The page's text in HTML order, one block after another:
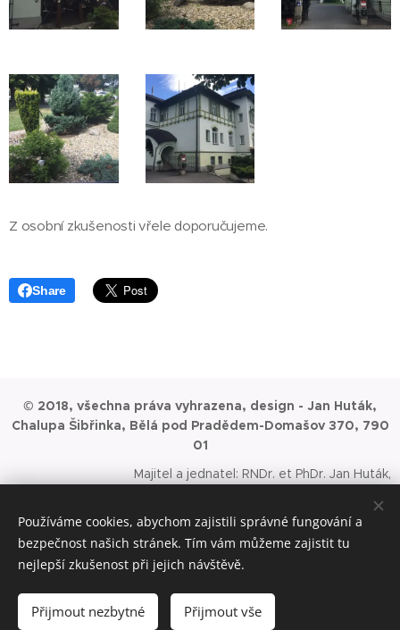
Z osobní zkušenosti vřele doporučujeme.
Share
© 2018, všechna práva vyhrazena, design - Jan Huták,
Chalupa Šibřinka, Bělá pod Pradědem-Domašov 370, 790
01
Majitel a jednatel: RNDr. et PhDr. Jan Huták,
58 751 DIČ: CZ08758751, datová schránka: smwkky5, Úřad
příslušný podle §71 odst.2 živnostenského zákona: Městský
úřad Jeseník. Spisová značka: C
80708 vedená u Krajského soudu v Ostravě. Datum vzniku a
zápisu v OR 01. 01. 2020.
Cookies
Používáme cookies, abychom zajistili správné fungování a
bezpečnost našich stránek. Tím vám můžeme zajistit tu
nejlepší zkušenost při jejich návštěvě.
Přijmout nezbytné Přijmout vše